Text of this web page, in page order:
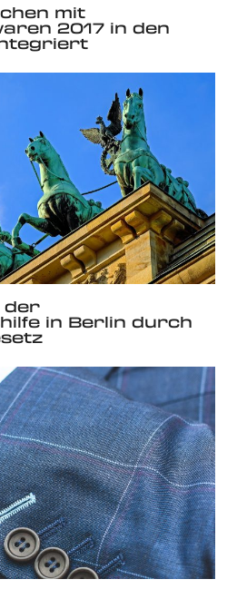
mit
2017 in den
der
in Berlin durch